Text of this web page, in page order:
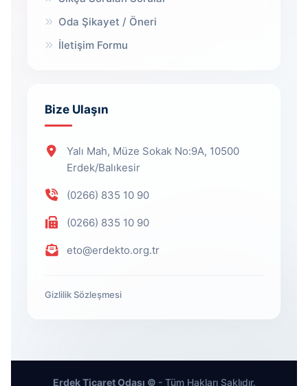
Oda Şikayet / Öneri
İletişim Formu
Bize Ulaşın
Yalı Mah, Müze Sokak No:9A, 10500
Erdek/Balıkesir
(0266) 835 10 90
(0266) 835 10 90
eto@erdekto.org.tr
Gizlilik Sözleşmesi
Erdek Ticaret Odası © - Tüm Hakları Saklıdır.